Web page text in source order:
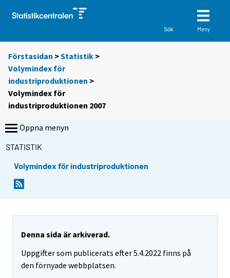
Sök Meny
Förstasidan >Statistik >
Volymindex för
industriproduktionen >
Volymindex för
industriproduktionen 2007
Öppna menyn
STATISTIK
Volymindex för industriproduktionen
Denna sida är arkiverad.
Uppgifter som publicerats efter 5.4.2022 finns på
den förnyade webbplatsen.